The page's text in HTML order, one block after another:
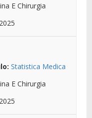
E Chirurgia
Statistica Medica
E Chirurgia